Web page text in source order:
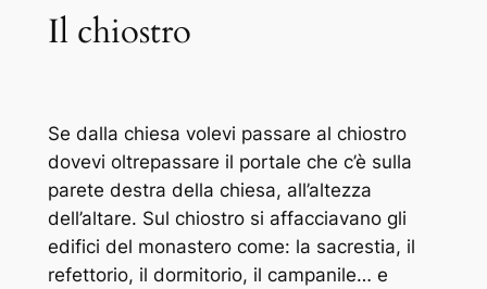
Il chiostro
Se dalla chiesa volevi passare al chiostro
dovevi oltrepassare il portale che c’è sulla
parete destra della chiesa, all’altezza
dell’altare. Sul chiostro si affacciavano gli
edifici del monastero come: la sacrestia, il
refettorio, il dormitorio, il campanile… e